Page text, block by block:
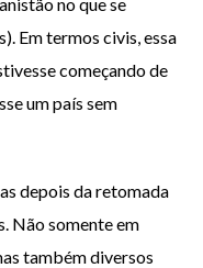
Em termos civis, essa
começando de
um país sem
depois da retomada
Não somente em
também diversos